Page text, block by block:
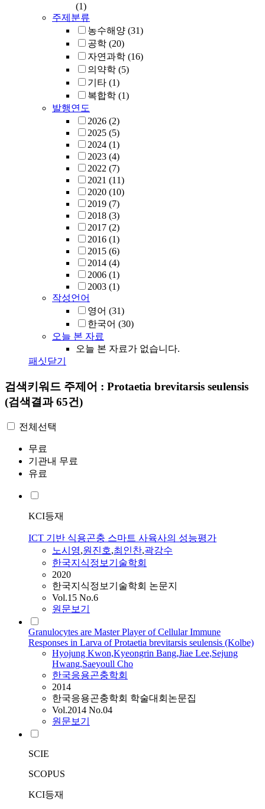
(1)
주제분류
농수해양 (31)
공학 (20)
자연과학 (16)
의약학 (5)
기타 (1)
복합학 (1)
발행연도
2026 (2)
2025 (5)
2024 (1)
2023 (4)
2022 (7)
2021 (11)
2020 (10)
2019 (7)
2018 (3)
2017 (2)
2016 (1)
2015 (6)
2014 (4)
2006 (1)
2003 (1)
작성언어
영어 (31)
한국어 (30)
오늘 본 자료
오늘 본 자료가 없습니다.
패싯닫기
검색키워드 주제어 : Protaetia brevitarsis seulensis
(검색결과 65건)
전체선택
무료
기관내 무료
유료
KCI등재
ICT 기반 식용곤충 스마트 사육사의 성능평가
노시영,원진호,최인찬,곽강수
한국지식정보기술학회
2020
한국지식정보기술학회 논문지
Vol.15 No.6
원문보기
Granulocytes are Master Player of Cellular Immune
Responses in Larva of Protaetia brevitarsis seulensis (Kolbe)
Hyojung Kwon,Kyeongrin Bang,Jiae Lee,Sejung
Hwang,Saeyoull Cho
한국응용곤충학회
2014
한국응용곤충학회 학술대회논문집
Vol.2014 No.04
원문보기
SCIE
SCOPUS
KCI등재